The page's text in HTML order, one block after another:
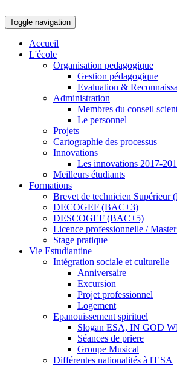
Toggle navigation
Accueil
L'école
Organisation pedagogique
Gestion pédagogique
Evaluation &
Administration
Membres du conseil
Le personnel
Projets
Cartographie des processus
Innovations
Les innovations 2017-
Meilleurs étudiants
Formations
Brevet de technicien Supérieur
DECOGEF (BAC+3)
DESCOGEF (BAC+5)
Licence professionnelle /
Stage pratique
Vie Estudiantine
Intégration sociale et culturelle
Anniversaire
Excursion
Projet professionnel
Logement
Epanouissement spirituel
Slogan ESA, IN GOD
Séances de priere
Groupe Musical
Différentes nationalités à l'ESA